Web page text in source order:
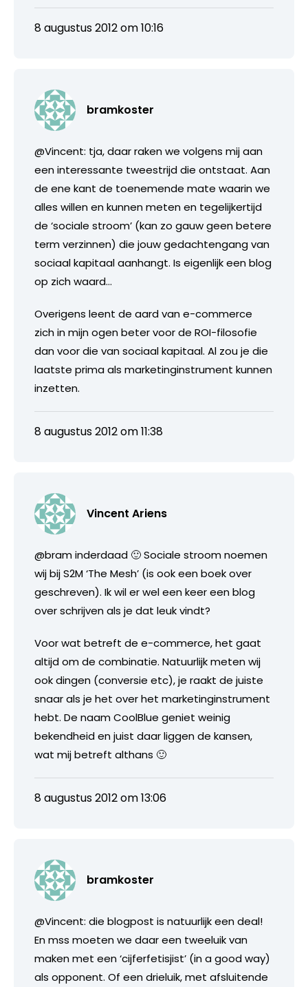
8 augustus 2012 om 10:16
bramkoster
@Vincent: tja, daar raken we volgens mij aan
een interessante tweestrijd die ontstaat. Aan
de ene kant de toenemende mate waarin we
alles willen en kunnen meten en tegelijkertijd
de ‘sociale stroom’ (kan zo gauw geen betere
term verzinnen) die jouw gedachtengang van
sociaal kapitaal aanhangt. Is eigenlijk een blog
op zich waard…
Overigens leent de aard van e-commerce
zich in mijn ogen beter voor de ROI-filosofie
dan voor die van sociaal kapitaal. Al zou je die
laatste prima als marketinginstrument kunnen
inzetten.
8 augustus 2012 om 11:38
Vincent Ariens
@bram inderdaad 🙂 Sociale stroom noemen
wij bij S2M ‘The Mesh’ (is ook een boek over
geschreven). Ik wil er wel een keer een blog
over schrijven als je dat leuk vindt?
Voor wat betreft de e-commerce, het gaat
altijd om de combinatie. Natuurlijk meten wij
ook dingen (conversie etc), je raakt de juiste
snaar als je het over het marketinginstrument
hebt. De naam CoolBlue geniet weinig
bekendheid en juist daar liggen de kansen,
wat mij betreft althans 🙂
8 augustus 2012 om 13:06
bramkoster
@Vincent: die blogpost is natuurlijk een deal!
En mss moeten we daar een tweeluik van
maken met een ‘cijferfetisjist’ (in a good way)
als opponent. Of een drieluik, met afsluitende